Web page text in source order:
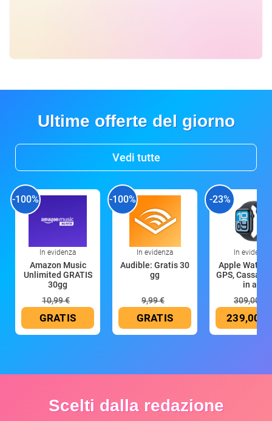
Ultime offerte del giorno
Vedi tutte
-100%
In evidenza
Amazon Music
Unlimited GRATIS
30gg
10,99 €
GRATIS
-100%
In evidenza
Audible: Gratis 30
gg
9,99 €
GRATIS
-23%
In evidenza
Apple Watch
GPS, Cassa
in all
309,00 €
239,00 €
Scelti dalla redazione